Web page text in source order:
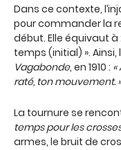
Dans ce contexte,
pour commander la
début. Elle équivaut
temps (initial) ».
Vagabonde, en 1910 :
raté, ton mouvement. »
La tournure se
temps pour les
armes, le bruit de